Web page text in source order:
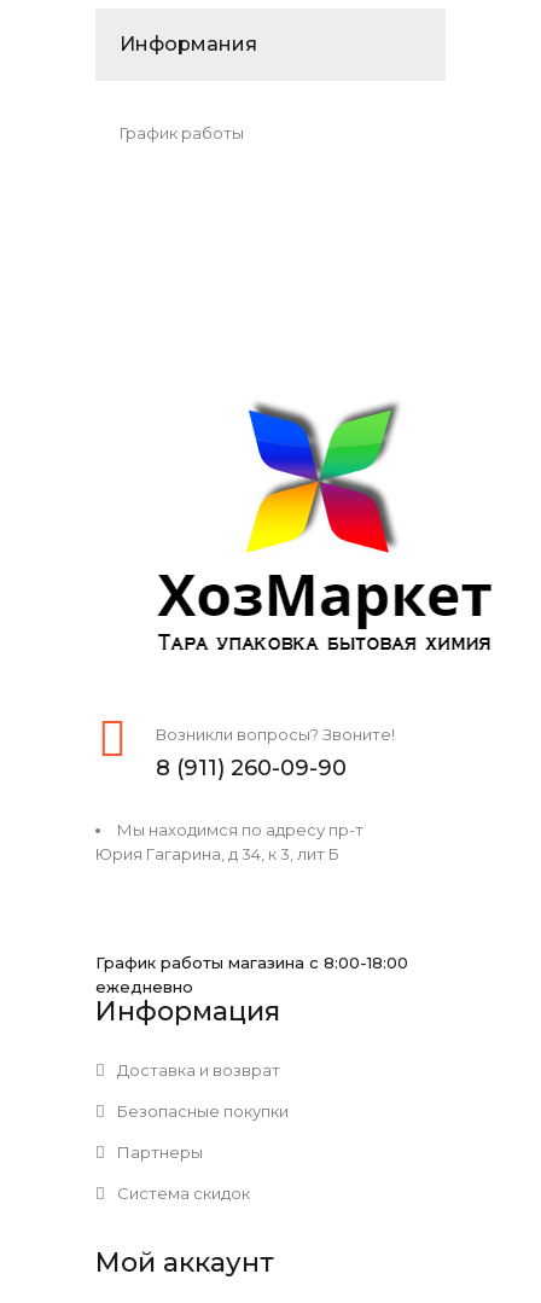
Информания
График работы
Возникли вопросы? Звоните!
8 (911) 260-09-90
Мы находимся по адресу пр-т
Юрия Гагарина, д 34, к 3, лит Б
График работы магазина с 8:00-18:00
ежедневно
Информация
Доставка и возврат
Безопасные покупки
Партнеры
Система скидок
Мой аккаунт